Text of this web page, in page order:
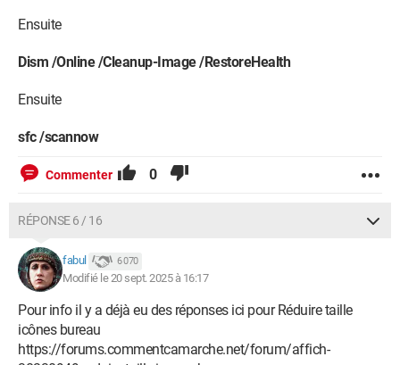
Ensuite
Dism /Online /Cleanup-Image /RestoreHealth
Ensuite
sfc /scannow
Commenter 0
RÉPONSE 6 / 16
fabul 6 070
Modifié le 20 sept. 2025 à 16:17
Pour info il y a déjà eu des réponses ici pour Réduire taille
icônes bureau
https://forums.commentcamarche.net/forum/affich-